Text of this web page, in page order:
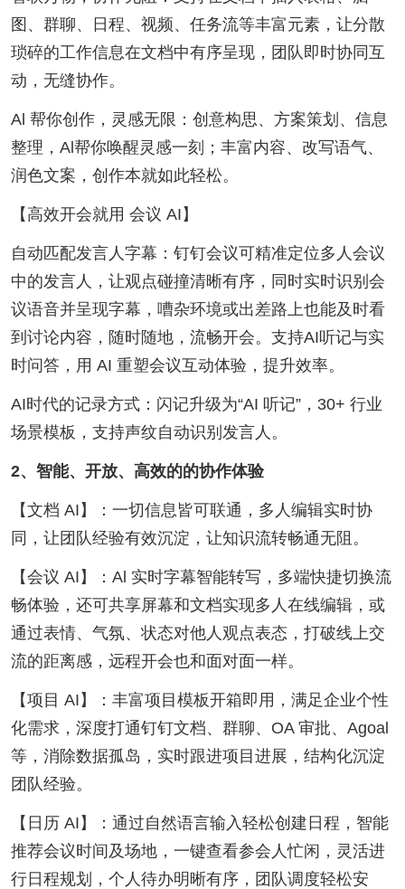
图、群聊、日程、视频、任务流等丰富元素，让分散
琐碎的工作信息在文档中有序呈现，团队即时协同互
动，无缝协作。
Al 帮你创作，灵感无限：创意构思、方案策划、信息
整理，Al帮你唤醒灵感一刻；丰富内容、改写语气、
润色文案，创作本就如此轻松。
【高效开会就用 会议 AI】
自动匹配发言人字幕：钉钉会议可精准定位多人会议
中的发言人，让观点碰撞清晰有序，同时实时识别会
议语音并呈现字幕，嘈杂环境或出差路上也能及时看
到讨论内容，随时随地，流畅开会。支持AI听记与实
时问答，用 AI 重塑会议互动体验，提升效率。
AI时代的记录方式：闪记升级为“AI 听记”，30+ 行业
场景模板，支持声纹自动识别发言人。
2、智能、开放、高效的的协作体验
【文档 AI】：一切信息皆可联通，多人编辑实时协
同，让团队经验有效沉淀，让知识流转畅通无阻。
【会议 AI】：Al 实时字幕智能转写，多端快捷切换流
畅体验，还可共享屏幕和文档实现多人在线编辑，或
通过表情、气氛、状态对他人观点表态，打破线上交
流的距离感，远程开会也和面对面一样。
【项目 AI】：丰富项目模板开箱即用，满足企业个性
化需求，深度打通钉钉文档、群聊、OA 审批、Agoal
等，消除数据孤岛，实时跟进项目进展，结构化沉淀
团队经验。
【日历 AI】：通过自然语言输入轻松创建日程，智能
推荐会议时间及场地，一键查看参会人忙闲，灵活进
行日程规划，个人待办明晰有序，团队调度轻松安